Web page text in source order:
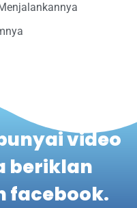
video
beriklan
facebook.